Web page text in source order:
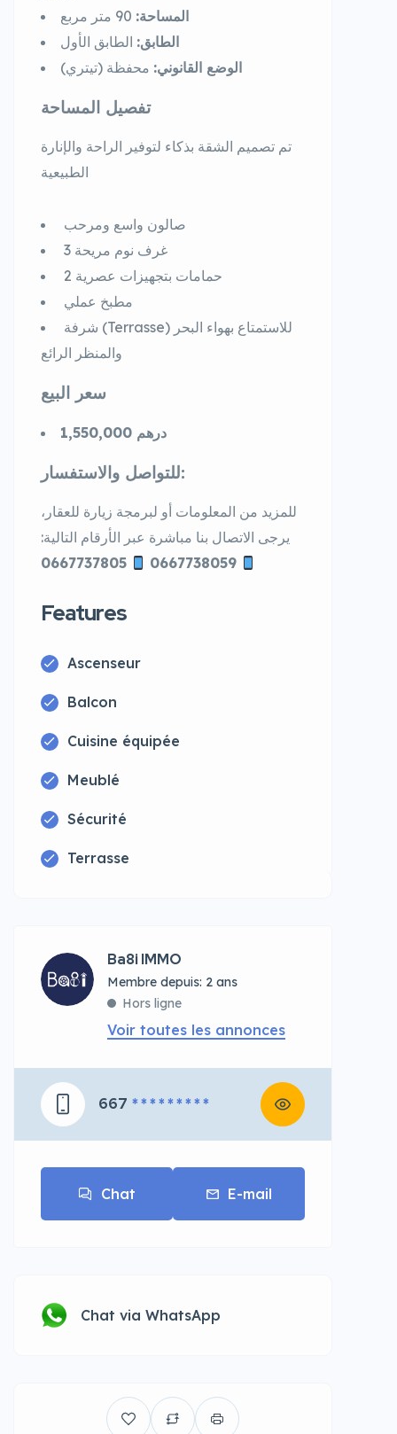
المساحة:
الطابق: الطابق الأول
الوضع القانوني: محفظة (تيتري)
تفصيل المساحة
تم تصميم الشقة بذكاء لتوفير الراحة والإنارة
الطبيعية
صالون واسع ومرحب
3 غرف نوم مريحة
2 حمامات بتجهيزات عصرية
مطبخ عملي
والمنظر الرائع
سعر البيع
1,550,000 درهم
للتواصل والاستفسار:
للمزيد من المعلومات أو لبرمجة زيارة للعقار،
يرجى الاتصال بنا مباشرة عبر الأرقام التالية:
0667738059
0667737805
Features
Ascenseur
Balcon
Cuisine équipée
Meublé
Sécurité
Terrasse
Ba8i IMMO
Membre depuis: 2 ans
Hors ligne
Voir toutes les annonces
667 * * * * * * * * *
Chat E-mail
Chat via WhatsApp